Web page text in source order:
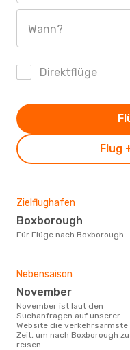
Wann?
Direktflüge
Flug
Zielflughafen
Boxborough
Für Flüge nach Boxborough
Nebensaison
November
November ist laut den
Suchanfragen auf unserer
Website die verkehrsärmste
Zeit, um nach Boxborough zu
reisen.